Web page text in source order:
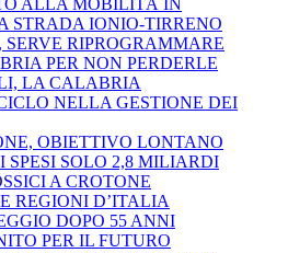
ALLA MOBILITÀ IN
STRADA IONIO-TIRRENO
SERVE RIPROGRAMMARE
PER NON PERDERLE
LA CALABRIA
NELLA GESTIONE DEI
OBIETTIVO LONTANO
SPESI SOLO 2,8 MILIARDI
A CROTONE
REGIONI D’ITALIA
DOPO 55 ANNI
PER IL FUTURO